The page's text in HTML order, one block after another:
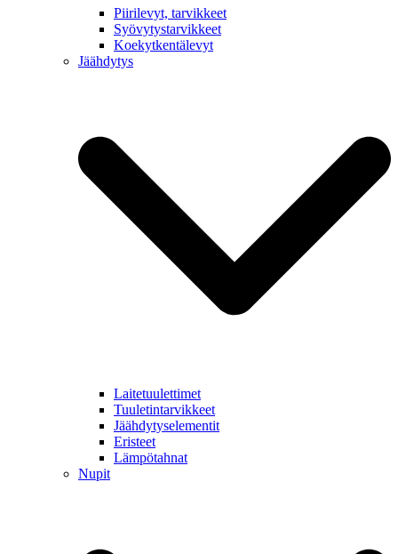
Piirilevyt, tarvikkeet
Syövytystarvikkeet
Koekytkentälevyt
Jäähdytys
Laitetuulettimet
Tuuletintarvikkeet
Jäähdytyselementit
Eristeet
Lämpötahnat
Nupit